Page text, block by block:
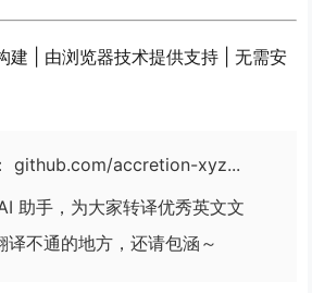
建 由浏览器技术提供支持 |无需安
github.com/accretion-xyz...
助手，为大家转译优秀英文文
译不通的地方，还请包涵～